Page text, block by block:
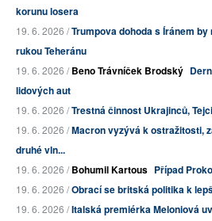
korunu losera
19. 6. 2026 /Trumpova dohoda s Íránem
rukou Teheránu
19. 6. 2026 /Beno Trávníček Brodský
lidových aut
19. 6. 2026 /Trestná činnost Ukrajinců,
19. 6. 2026 /Macron vyzývá k ostražitosti,
druhé vln...
19. 6. 2026 /Bohumil Kartous Případ
19. 6. 2026 /Obrací se britská politika k
19. 6. 2026 /Italská premiérka Meloniová